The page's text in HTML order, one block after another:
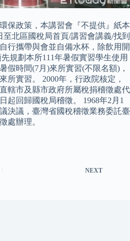
保政策，本講習會『不提供』紙本
北區國稅局首頁/講習會講義/找到
行攜帶與會並自備水杯，除飲用開
規劃本所111年暑假實習學生使用
假時間(7月)來所實習(不限名額)，
所實習。 2000年，行政院核定，
轄市及縣市政府所屬稅捐稽徵處代
起回歸國稅局稽徵。 1968年2月1
決議，臺灣省國稅稽徵業務委託臺
處辦理。
NEXT